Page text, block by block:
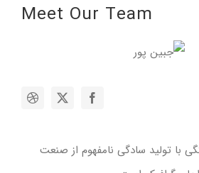
Meet Our Team
با تولید سادگی نامفهوم از صنعت